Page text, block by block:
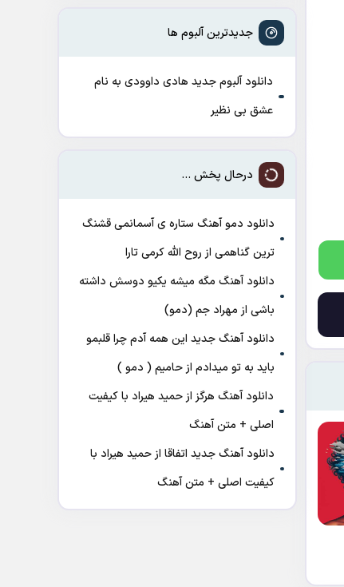
جدیدترین آلبوم ها
دانلود آلبوم جدید هادی داوودی به نام
عشق بی نظیر
درحال پخش ...
دانلود دمو آهنگ ﺳﺘﺎره ی آﺳﻤﺎﻧﻤﻰ ﻗﺸﻨﮓ
ﺗﺮﻳﻦ ﮔﻨﺎﻫﻤﻰ از روح الله کرمی تارا
دانلود آهنگ مگه میشه یکیو دوسش داشته
باشی از مهراد جم (دمو)
دانلود آهنگ جدید این همه آدم چرا قلبمو
باید به تو میدادم از حامیم ( دمو )
دانلود آهنگ هرگز از حمید هیراد با کیفیت
اصلی + متن آهنگ
دانلود آهنگ جدید اتفاقا از حمید هیراد با
کیفیت اصلی + متن آهنگ